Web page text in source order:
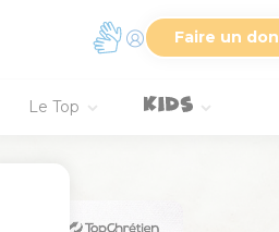
Faire un don
Le Top